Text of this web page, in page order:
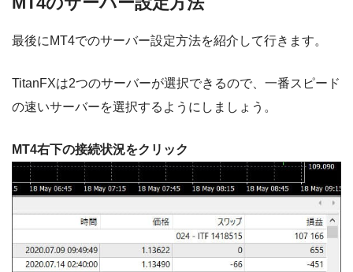
最後にMT4でのサーバー設定方法を紹介して行きます。
TitanFXは2つのサーバーが選択できるので、一番スピード
の速いサーバーを選択するようにしましょう。
MT4右下の接続状況をクリック